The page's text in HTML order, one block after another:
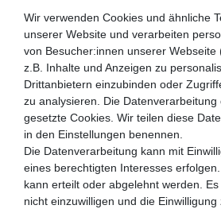
Kunden-Anfragen:
Über uns
Zahlung und Versand
Retouren
Zooheld Blog
Widerrufsrecht
Vertrag widerrufen
Wir verwenden Cookies und ähnliche
unserer Website und verarbeiten
von Besucher:innen unserer Webseite
z.B. Inhalte und Anzeigen zu
Drittanbietern einzubinden oder
zu analysieren. Die Datenverarbeitung
gesetzte Cookies. Wir teilen diese
in den Einstellungen benennen.
Die Datenverarbeitung kann mit
eines berechtigten Interesses
kann erteilt oder abgelehnt werden. Es
nicht einzuwilligen und die
Wir verwenden Cookies und ähnliche
unserer Website und verarbeiten
von Besucher:innen unserer Webseite
z.B. Inhalte und Anzeigen zu
Drittanbietern einzubinden oder
zu analysieren. Die Datenverarbeitung
gesetzte Cookies. Wir teilen diese
in den Einstellungen benennen.
Die Datenverarbeitung kann mit
eines berechtigten Interesses
kann erteilt oder abgelehnt werden. Es
nicht einzuwilligen und die